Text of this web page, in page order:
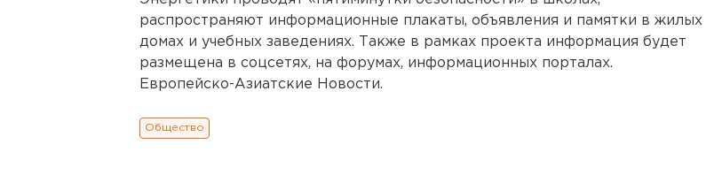
распространяют информационные плакаты, объявления и памятки в жилых
домах и учебных заведениях. Также в рамках проекта информация будет
размещена в соцсетях, на форумах, информационных порталах.
Европейско-Азиатские Новости.
Общество